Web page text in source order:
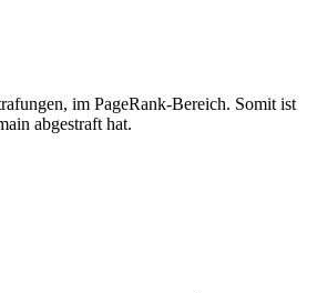
im PageRank-Bereich. Somit ist
abgestraft hat.